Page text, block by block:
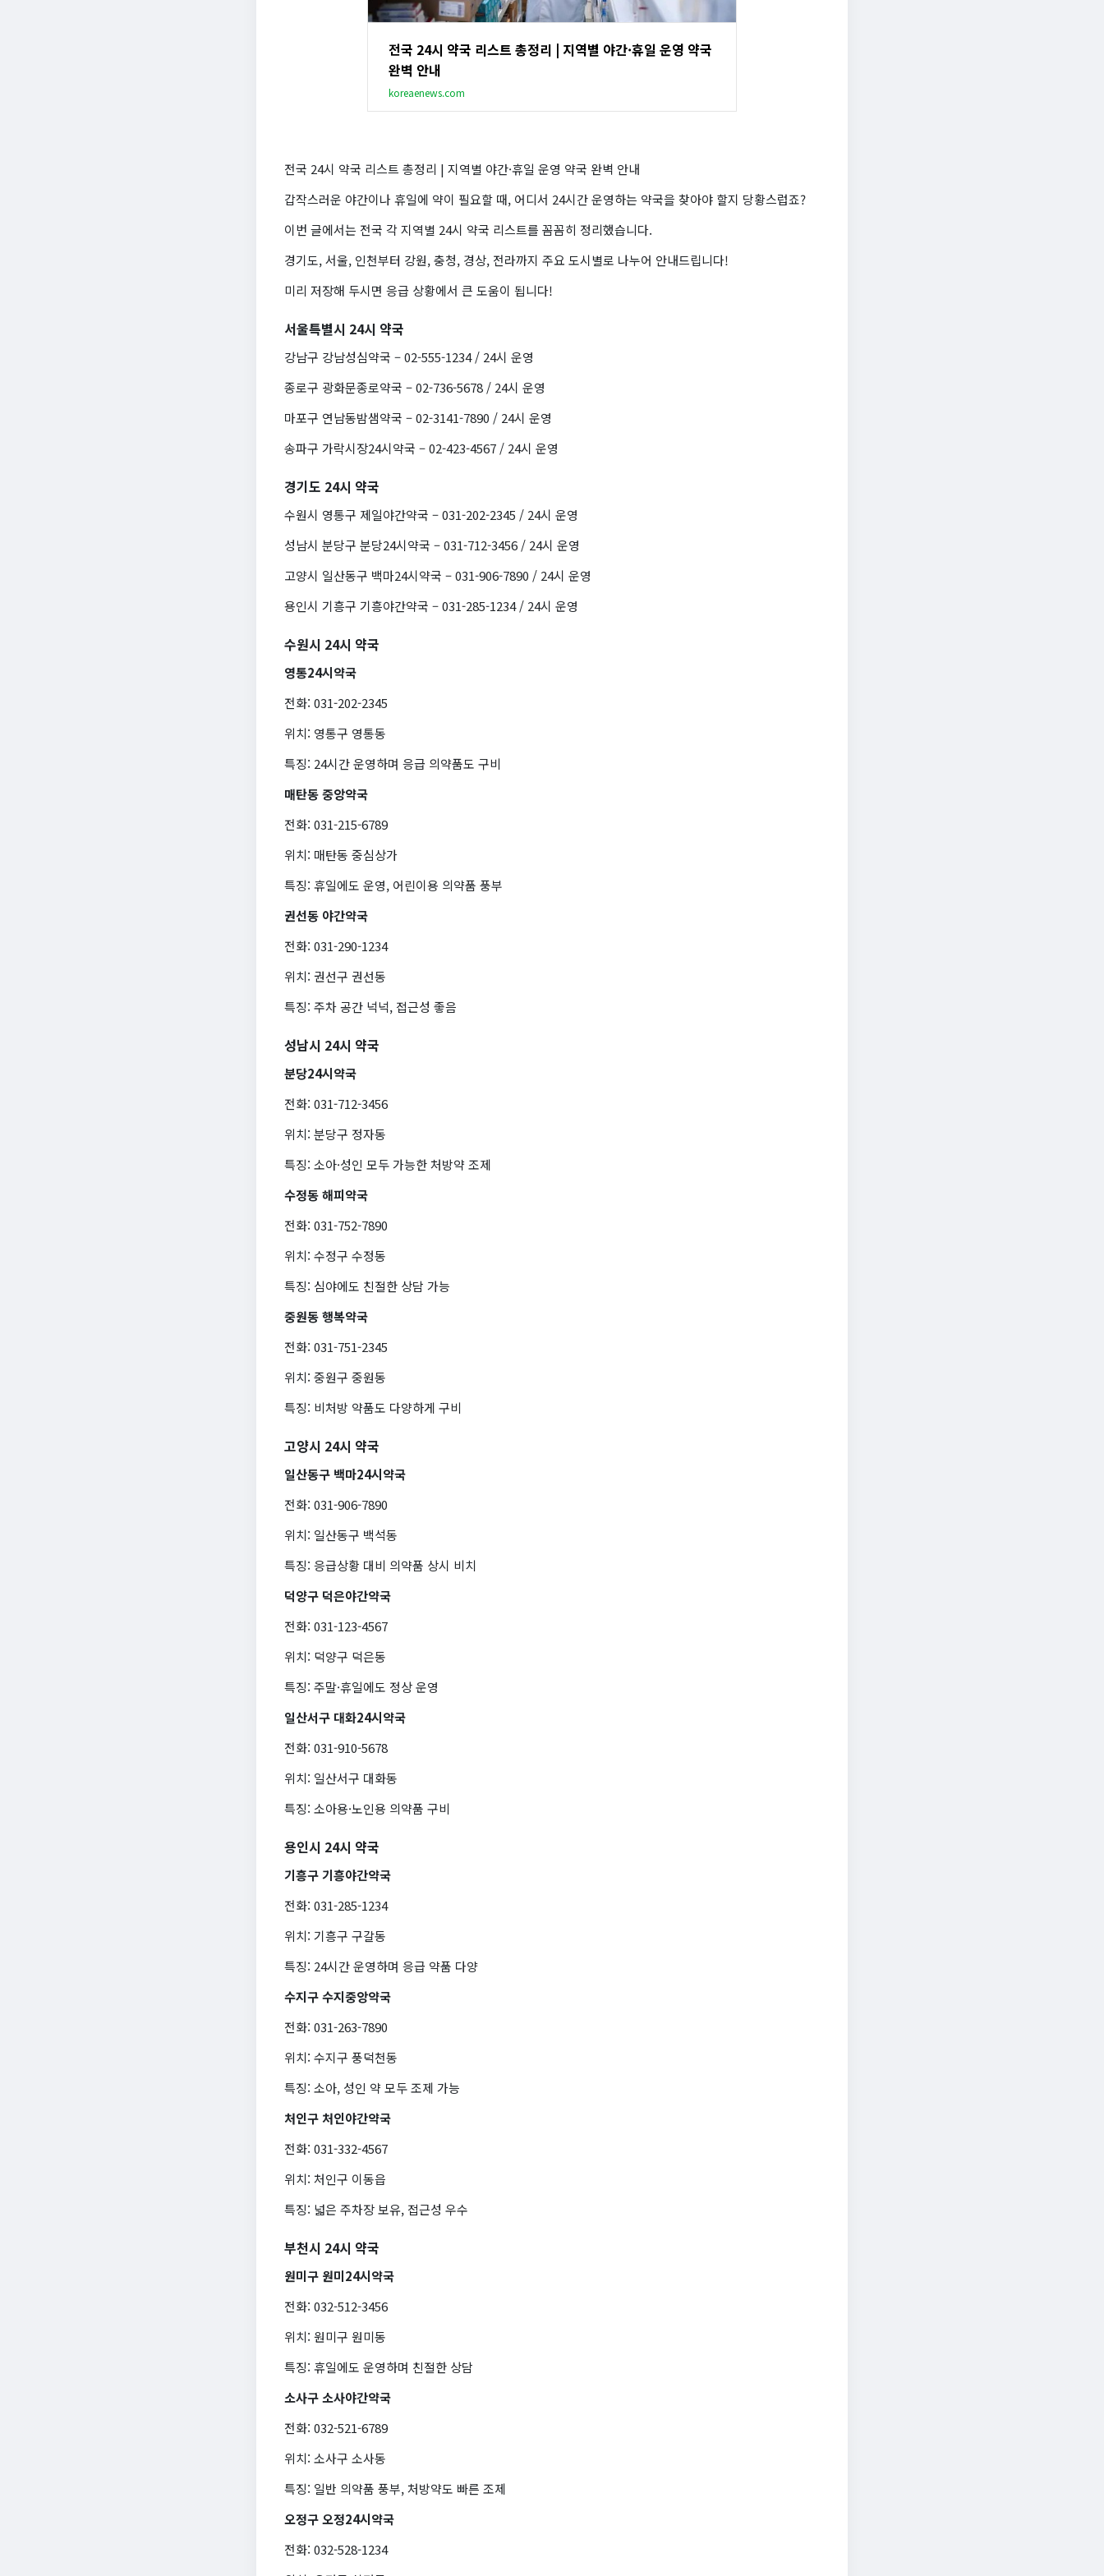
전국 24시 약국 리스트 총정리 | 지역별 야간·휴일 운영 약국
완벽 안내
koreaenews.com
전국 24시 약국 리스트 총정리 | 지역별 야간·휴일 운영 약국 완벽 안내
갑작스러운 야간이나 휴일에 약이 필요할 때, 어디서 24시간 운영하는 약국을 찾아야 할지 당황스럽죠?
이번 글에서는 전국 각 지역별 24시 약국 리스트를 꼼꼼히 정리했습니다.
경기도, 서울, 인천부터 강원, 충청, 경상, 전라까지 주요 도시별로 나누어 안내드립니다!
미리 저장해 두시면 응급 상황에서 큰 도움이 됩니다!
서울특별시 24시 약국
강남구 강남성심약국 – 02-555-1234 / 24시 운영
종로구 광화문종로약국 – 02-736-5678 / 24시 운영
마포구 연남동밤샘약국 – 02-3141-7890 / 24시 운영
송파구 가락시장24시약국 – 02-423-4567 / 24시 운영
경기도 24시 약국
수원시 영통구 제일야간약국 – 031-202-2345 / 24시 운영
성남시 분당구 분당24시약국 – 031-712-3456 / 24시 운영
고양시 일산동구 백마24시약국 – 031-906-7890 / 24시 운영
용인시 기흥구 기흥야간약국 – 031-285-1234 / 24시 운영
수원시 24시 약국
영통24시약국
전화: 031-202-2345
위치: 영통구 영통동
특징: 24시간 운영하며 응급 의약품도 구비
매탄동 중앙약국
전화: 031-215-6789
위치: 매탄동 중심상가
특징: 휴일에도 운영, 어린이용 의약품 풍부
권선동 야간약국
전화: 031-290-1234
위치: 권선구 권선동
특징: 주차 공간 넉넉, 접근성 좋음
성남시 24시 약국
분당24시약국
전화: 031-712-3456
위치: 분당구 정자동
특징: 소아·성인 모두 가능한 처방약 조제
수정동 해피약국
전화: 031-752-7890
위치: 수정구 수정동
특징: 심야에도 친절한 상담 가능
중원동 행복약국
전화: 031-751-2345
위치: 중원구 중원동
특징: 비처방 약품도 다양하게 구비
고양시 24시 약국
일산동구 백마24시약국
전화: 031-906-7890
위치: 일산동구 백석동
특징: 응급상황 대비 의약품 상시 비치
덕양구 덕은야간약국
전화: 031-123-4567
위치: 덕양구 덕은동
특징: 주말·휴일에도 정상 운영
일산서구 대화24시약국
전화: 031-910-5678
위치: 일산서구 대화동
특징: 소아용·노인용 의약품 구비
용인시 24시 약국
기흥구 기흥야간약국
전화: 031-285-1234
위치: 기흥구 구갈동
특징: 24시간 운영하며 응급 약품 다양
수지구 수지중앙약국
전화: 031-263-7890
위치: 수지구 풍덕천동
특징: 소아, 성인 약 모두 조제 가능
처인구 처인야간약국
전화: 031-332-4567
위치: 처인구 이동읍
특징: 넓은 주차장 보유, 접근성 우수
부천시 24시 약국
원미구 원미24시약국
전화: 032-512-3456
위치: 원미구 원미동
특징: 휴일에도 운영하며 친절한 상담
소사구 소사야간약국
전화: 032-521-6789
위치: 소사구 소사동
특징: 일반 의약품 풍부, 처방약도 빠른 조제
오정구 오정24시약국
전화: 032-528-1234